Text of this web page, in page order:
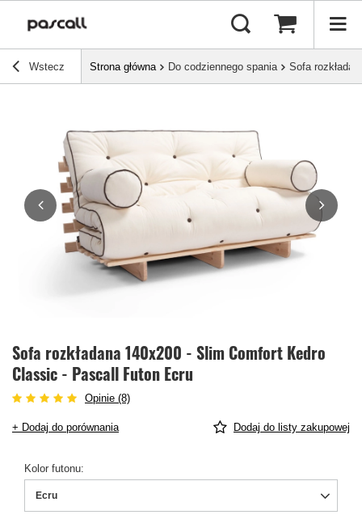
Wstecz Strona główna Do codziennego spania Sofa
Sofa rozkładana 140x200 - Slim Comfort Kedro
Classic - Pascall Futon Ecru
Opinie (8)
+ Dodaj do porównania Dodaj do listy zakupowej
Kolor futonu
Ecru